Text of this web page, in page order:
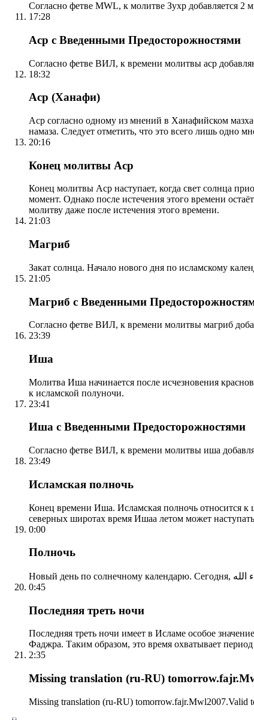
Согласно фетве MWL, к молитве Зухр добавляется 2
17:28
Аср с Введенными Предосторожностями
Согласно фетве ВИЛ, к времени молитвы аср
18:32
Аср (Ханафи)
Аср согласно одному из мнений в Ханафийском
намаза. Следует отметить, что это всего лишь одно
20:16
Конец молитвы Аср
Конец молитвы Аср наступает, когда свет солнца
момент. Однако после истечения этого времени
молитву даже после истечения этого времени.
21:03
Магриб
Закат солнца. Начало нового дня по исламскому
21:05
Магриб с Введенными
Согласно фетве ВИЛ, к времени молитвы магриб
23:39
Иша
Молитва Иша начинается после исчезновения
к исламской полуночи.
23:41
Иша с Введенными Предосторожностями
Согласно фетве ВИЛ, к времени молитвы иша
23:49
Исламская полночь
Конец времени Иша. Исламская полночь относится к
северных широтах время Ишаа летом может
0:00
Полночь
0:45
Последняя треть ночи
Последняя треть ночи имеет в Исламе особое
Фаджра. Таким образом, это время охватывает
2:35
Missing translation (ru-RU)
Missing translation (ru-RU) tomorrow.fajr.Mwl2007.Valid